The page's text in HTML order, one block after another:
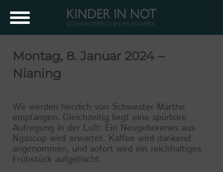
Montag, 8. Januar 2024 –
Nianing
Wir werden herzlich von Schwester Marthe
empfangen. Gleichzeitig liegt eine spürbare
Aufregung in der Luft: Ein Neugeborenes aus
Ngascop wird erwartet. Kaffee wird dankend
angenommen, und sofort wird ein reichhaltiges
Frühstück aufgetischt.